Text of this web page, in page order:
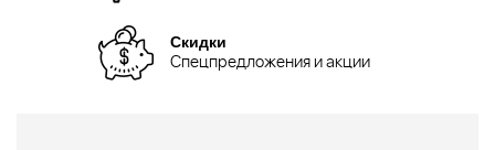
Скидки
Спецпредложения и акции